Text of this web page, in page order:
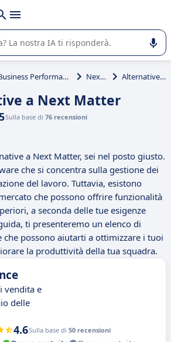
nell'utilizzo o nella scelta di un
azienda.
Business Performance Management (BPM) Next Matter Alternative a Next Matter
a Next Matter
Sulla base di 76 recensioni
a Next Matter, sei nel posto giusto.
che si concentra sulla gestione dei
del lavoro. Tuttavia, esistono
che possono offrire funzionalità
a seconda delle tue esigenze
ti presenteremo un elenco di
che possono aiutarti a ottimizzare i tuoi
la produttività della tua squadra.
vendita e
delle
4.6Sulla base di 50 recensioni